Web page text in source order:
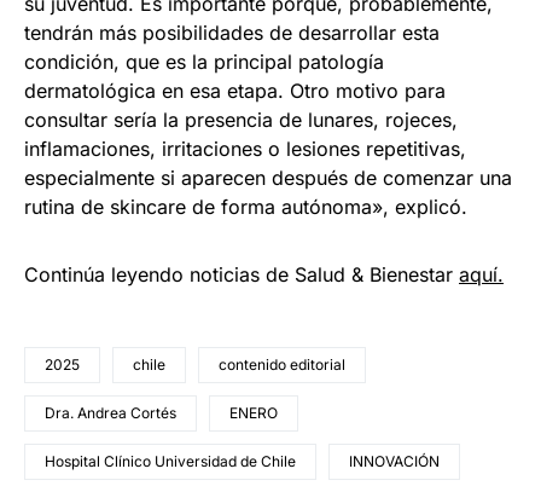
tendrán más posibilidades de desarrollar esta
condición, que es la principal patología
dermatológica en esa etapa. Otro motivo para
consultar sería la presencia de lunares, rojeces,
inflamaciones, irritaciones o lesiones repetitivas,
especialmente si aparecen después de comenzar una
rutina de skincare de forma autónoma», explicó.
Continúa leyendo noticias de Salud & Bienestar aquí.
2025 chile contenido editorial
Dra. Andrea Cortés ENERO
Hospital Clínico Universidad de Chile INNOVACIÓN